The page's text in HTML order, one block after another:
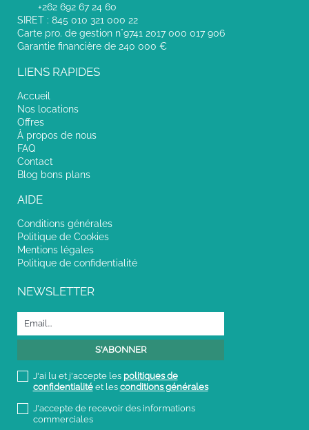
+262 692 67 24 60
SIRET : 845 010 321 000 22
Carte pro. de gestion n°9741 2017 000 017 906
Garantie financière de 240 000 €
LIENS RAPIDES
Accueil
Nos locations
Offres
À propos de nous
FAQ
Contact
Blog bons plans
AIDE
Conditions générales
Politique de Cookies
Mentions légales
Politique de confidentialité
NEWSLETTER
J'ai lu et j'accepte les politiques de
confidentialitéet les conditions générales
J'accepte de recevoir des informations
commerciales